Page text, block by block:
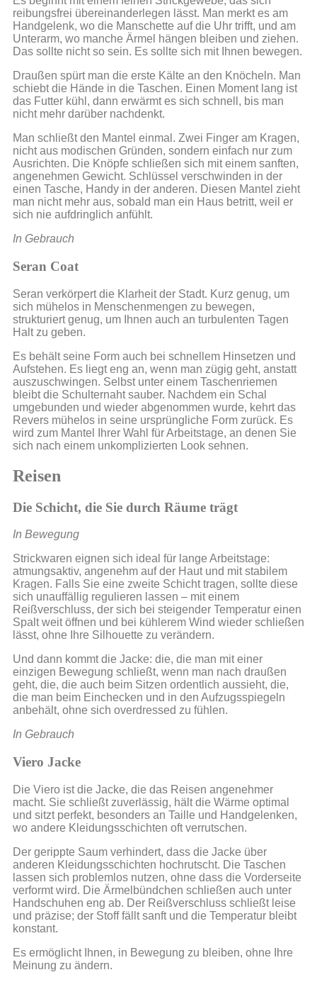
reibungsfrei übereinanderlegen lässt. Man merkt es am
Handgelenk, wo die Manschette auf die Uhr trifft, und am
Unterarm, wo manche Ärmel hängen bleiben und ziehen.
Das sollte nicht so sein. Es sollte sich mit Ihnen bewegen.
Draußen spürt man die erste Kälte an den Knöcheln. Man
schiebt die Hände in die Taschen. Einen Moment lang ist
das Futter kühl, dann erwärmt es sich schnell, bis man
nicht mehr darüber nachdenkt.
Man schließt den Mantel einmal. Zwei Finger am Kragen,
nicht aus modischen Gründen, sondern einfach nur zum
Ausrichten. Die Knöpfe schließen sich mit einem sanften,
angenehmen Gewicht. Schlüssel verschwinden in der
einen Tasche, Handy in der anderen. Diesen Mantel zieht
man nicht mehr aus, sobald man ein Haus betritt, weil er
sich nie aufdringlich anfühlt.
In Gebrauch
Seran Coat
Seran verkörpert die Klarheit der Stadt. Kurz genug, um
sich mühelos in Menschenmengen zu bewegen,
strukturiert genug, um Ihnen auch an turbulenten Tagen
Halt zu geben.
Es behält seine Form auch bei schnellem Hinsetzen und
Aufstehen. Es liegt eng an, wenn man zügig geht, anstatt
auszuschwingen. Selbst unter einem Taschenriemen
bleibt die Schulternaht sauber. Nachdem ein Schal
umgebunden und wieder abgenommen wurde, kehrt das
Revers mühelos in seine ursprüngliche Form zurück. Es
wird zum Mantel Ihrer Wahl für Arbeitstage, an denen Sie
sich nach einem unkomplizierten Look sehnen.
Reisen
Die Schicht, die Sie durch Räume trägt
In Bewegung
Strickwaren eignen sich ideal für lange Arbeitstage:
atmungsaktiv, angenehm auf der Haut und mit stabilem
Kragen. Falls Sie eine zweite Schicht tragen, sollte diese
sich unauffällig regulieren lassen – mit einem
Reißverschluss, der sich bei steigender Temperatur einen
Spalt weit öffnen und bei kühlerem Wind wieder schließen
lässt, ohne Ihre Silhouette zu verändern.
Und dann kommt die Jacke: die, die man mit einer
einzigen Bewegung schließt, wenn man nach draußen
geht, die, die auch beim Sitzen ordentlich aussieht, die,
die man beim Einchecken und in den Aufzugsspiegeln
anbehält, ohne sich overdressed zu fühlen.
In Gebrauch
Viero Jacke
Die Viero ist die Jacke, die das Reisen angenehmer
macht. Sie schließt zuverlässig, hält die Wärme optimal
und sitzt perfekt, besonders an Taille und Handgelenken,
wo andere Kleidungsschichten oft verrutschen.
Der gerippte Saum verhindert, dass die Jacke über
anderen Kleidungsschichten hochrutscht. Die Taschen
lassen sich problemlos nutzen, ohne dass die Vorderseite
verformt wird. Die Ärmelbündchen schließen auch unter
Handschuhen eng ab. Der Reißverschluss schließt leise
und präzise; der Stoff fällt sanft und die Temperatur bleibt
konstant.
Es ermöglicht Ihnen, in Bewegung zu bleiben, ohne Ihre
Meinung zu ändern.